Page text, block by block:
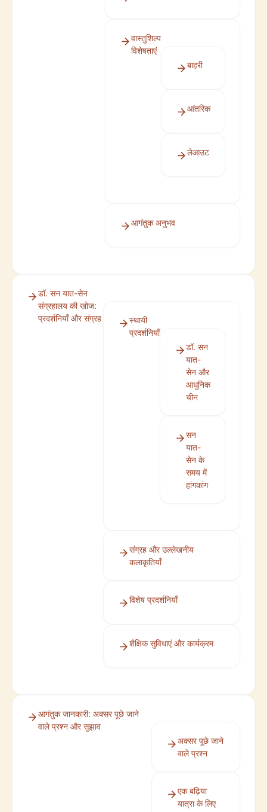
वास्तुशिल्प
विशेषताएं
बाहरी
आंतरिक
लेआउट
आगंतुक अनुभव
डॉ. सन यात-सेन
संग्रहालय की खोज:
प्रदर्शनियाँ और संग्रह
स्थायी
प्रदर्शनियाँ
डॉ. सन
यात-
सेन और
आधुनिक
चीन
सन
यात-
सेन के
समय में
हांगकांग
संग्रह और उल्लेखनीय
कलाकृतियाँ
विशेष प्रदर्शनियाँ
शैक्षिक सुविधाएं और कार्यक्रम
आगंतुक जानकारी: अक्सर पूछे जाने
वाले प्रश्न और सुझाव
अक्सर पूछे जाने
वाले प्रश्न
एक बढ़िया
यात्रा के लिए